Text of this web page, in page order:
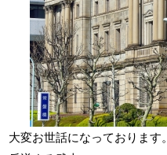
大変お世話になっております。